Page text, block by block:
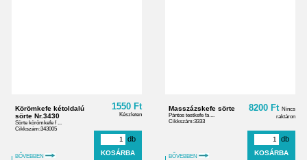
Körömkefe kétoldalú
sörte Nr.3430
Sörte körömkefe f ...
Cikkszám:343005
BŐVEBBEN
1550 Ft
Készleten
db
Masszázskefe sörte
Pántos testkefe fa ...
Cikkszám:3333
BŐVEBBEN
8200 Ft Nincs
raktáron
db